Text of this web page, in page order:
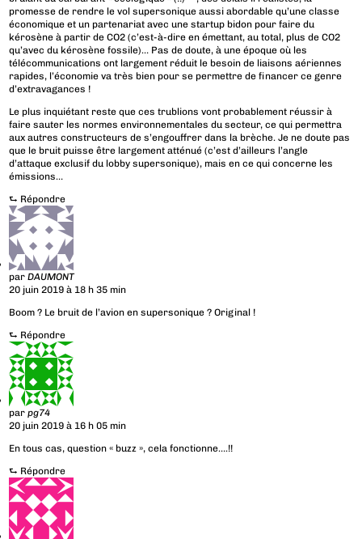
promesse de rendre le vol supersonique aussi abordable qu’une classe
économique et un partenariat avec une startup bidon pour faire du
kérosène à partir de CO2 (c’est-à-dire en émettant, au total, plus de CO2
qu’avec du kérosène fossile)… Pas de doute, à une époque où les
télécommunications ont largement réduit le besoin de liaisons aériennes
rapides, l’économie va très bien pour se permettre de financer ce genre
d’extravagances !
Le plus inquiétant reste que ces trublions vont probablement réussir à
faire sauter les normes environnementales du secteur, ce qui permettra
aux autres constructeurs de s’engouffrer dans la brèche. Je ne doute pas
que le bruit puisse être largement atténué (c’est d’ailleurs l’angle
d’attaque exclusif du lobby supersonique), mais en ce qui concerne les
émissions…
⮑ Répondre
parDAUMONT
20 juin 2019 à 18 h 35 min
Boom ? Le bruit de l’avion en supersonique ? Original !
⮑ Répondre
parpg74
20 juin 2019 à 16 h 05 min
En tous cas, question « buzz », cela fonctionne….!!
⮑ Répondre